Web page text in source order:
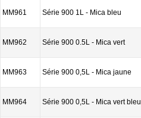
MM961 Série 900 1L - Mica bleu
MM962 Série 900 0.5L - Mica vert
MM963 Série 900 0,5L - Mica jaune
MM964 Série 900 0,5L - Mica vert bleu